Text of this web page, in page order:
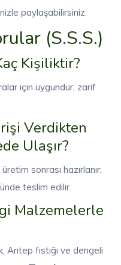
paylaşabilirsiniz.
(S.S.S.)
Kişiliktir?
için uygundur; zarif
Verdikten
Ulaşır?
sonrası hazırlanır;
teslim edilir.
Malzemelerle
Antep fıstığı ve dengeli